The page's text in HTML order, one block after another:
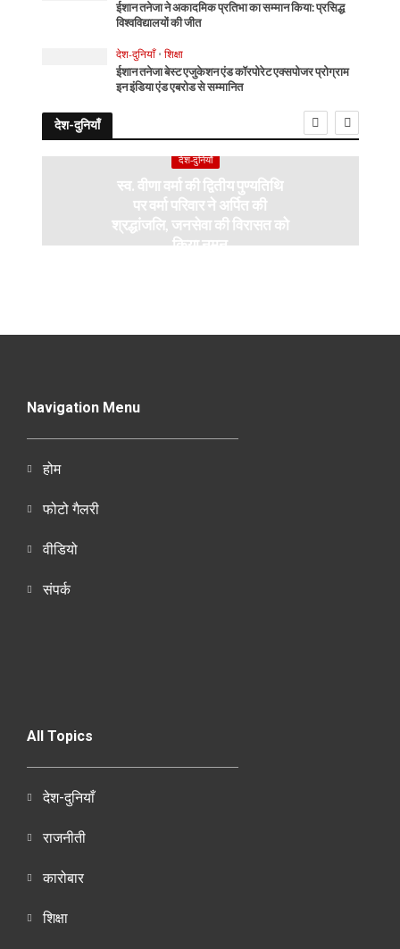
ईशान तनेजा ने अकादमिक प्रतिभा का सम्मान किया: प्रसिद्ध
विश्वविद्यालयों की जीत
देश-दुनियाँ • शिक्षा
ईशान तनेजा बेस्ट एजुकेशन एंड कॉरपोरेट एक्सपोजर प्रोग्राम
इन इंडिया एंड एबरोड से सम्मानित
देश-दुनियाँ
देश-दुनियाँ
स्व. वीणा वर्मा की द्वितीय पुण्यतिथि
पर वर्मा परिवार ने अर्पित की
श्रद्धांजलि, जनसेवा की विरासत को
किया नमन
Navigation Menu
होम
फोटो गैलरी
वीडियो
संपर्क
All Topics
देश-दुनियाँ
राजनीती
कारोबार
शिक्षा